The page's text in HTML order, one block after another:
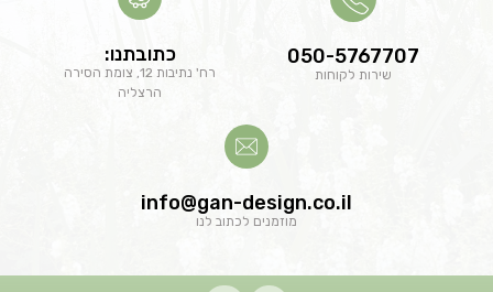
050-5767707
שירות לקוחות
info@gan-design.co.il
מוזמנים לכתוב לנו
כתובתנו:
רח' נתיבות 12, צומת הסירה
הרצליה